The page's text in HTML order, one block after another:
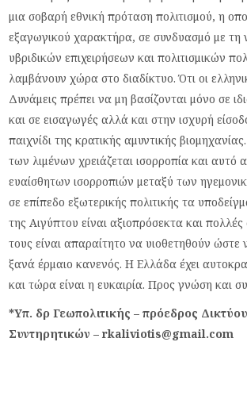
μια σοβαρή εθνική πρόταση πολιτισμού, η
εξαγωγικού χαρακτήρα, σε συνδυασμό με τη
υβριδικών επιχειρήσεων και πολιτισμικών
λαμβάνουν χώρα στο διαδίκτυο. Ότι οι
Δυνάμεις πρέπει να μη βασίζονται μόνο σε
και σε εισαγωγές αλλά και στην ισχυρή
παιχνίδι της κρατικής αμυντικής
των λιμένων χρειάζεται ισορροπία και αυτό
ευαίσθητων ισορροπιών μεταξύ των
σε επίπεδο εξωτερικής πολιτικής τα
της Αιγύπτου είναι αξιοπρόσεκτα και πολλές
τους είναι απαραίτητο να υιοθετηθούν
ξανά έρμαιο κανενός. Η Ελλάδα έχει
και τώρα είναι η ευκαιρία. Προς γνώση και
*Υπ. δρ Γεωπολιτικής – πρόεδρος
Συντηρητικών – rkaliviotis@gmail.com